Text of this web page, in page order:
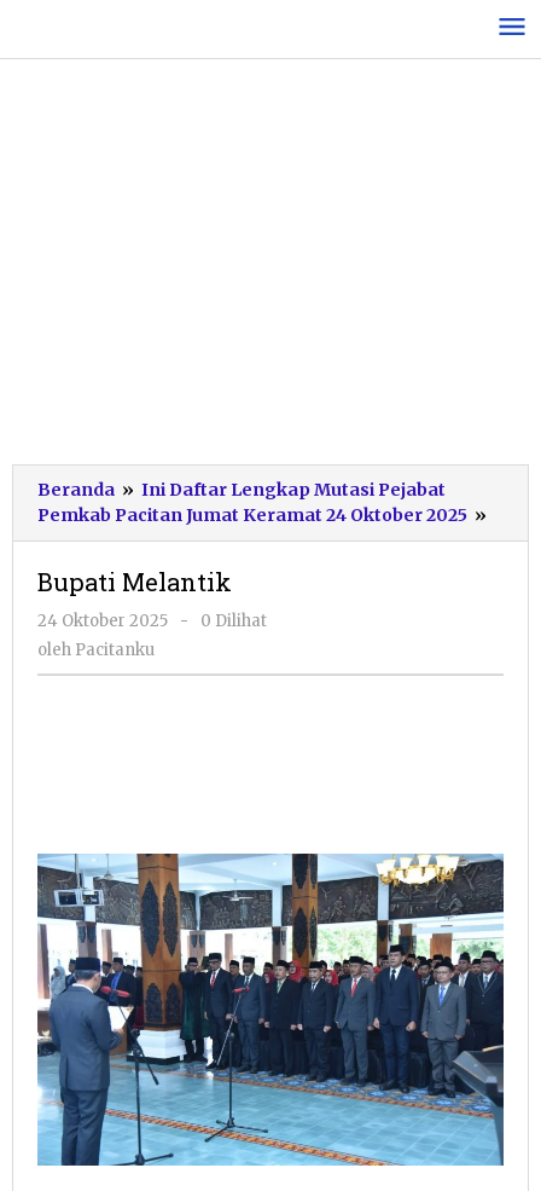
konten
Beranda » Ini Daftar Lengkap Mutasi Pejabat
Pemkab Pacitan Jumat Keramat 24 Oktober 2025 »
Bupati Melantik
24 Oktober 2025
oleh
-
0 Dilihat
oleh Pacitanku